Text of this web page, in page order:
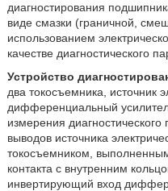
диагностирования
виде смазки (граничной,
использованием
качестве диагностического
Устройство
два токосъемника, источник
дифференциальный
измерения
выводов источника
токосъемником,
контакта с внутренним
инвертирующий вход